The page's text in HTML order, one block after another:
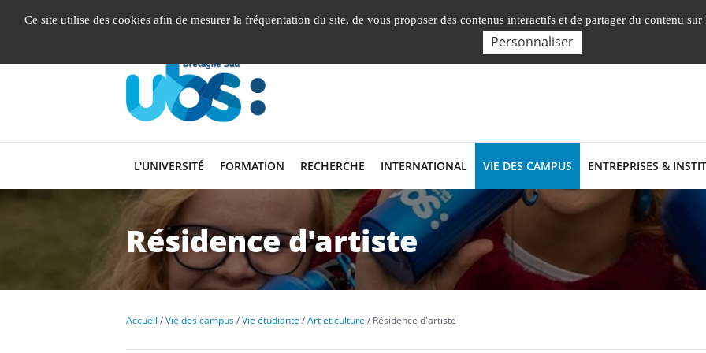
Nos Facultés,
English
L'UNIVERSITÉ FORMATION RECHERCHE INTERNATIONAL VIE DES CAMPUS ENTREPRISES &
Résidence d'artiste
Accueil Vie des campus Vie étudiante Art et culture Résidence d'artiste
Ce site utilise des cookies afin de mesurer la fréquentation du site, de vous proposer des contenus interactifs et de partager du contenu sur
Personnaliser